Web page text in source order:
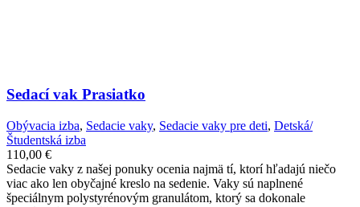
Sedací vak Prasiatko
Obývacia izba, Sedacie vaky, Sedacie vaky pre deti, Detská/
Študentská izba
110,00 €
Sedacie vaky z našej ponuky ocenia najmä tí, ktorí hľadajú niečo
viac ako len obyčajné kreslo na sedenie. Vaky sú naplnené
špeciálnym polystyrénovým granulátom, ktorý sa dokonale